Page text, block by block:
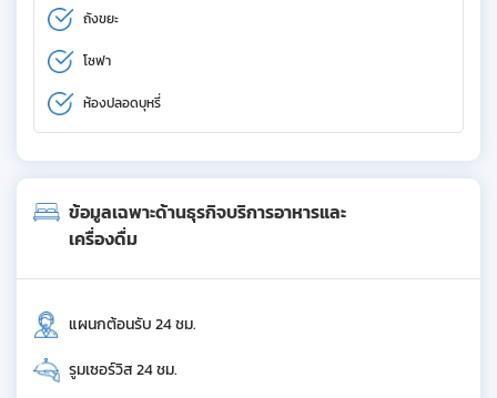
ถังขยะ
โซฟา
ห้องปลอดบุหรี่
ข้อมูลเฉพาะด้านธุรกิจบริการอาหารและ
เครื่องดื่ม
แผนกต้อนรับ 24 ชม.
รูมเซอร์วิส 24 ชม.